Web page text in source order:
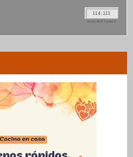
114.111
SUSCRIPTORES